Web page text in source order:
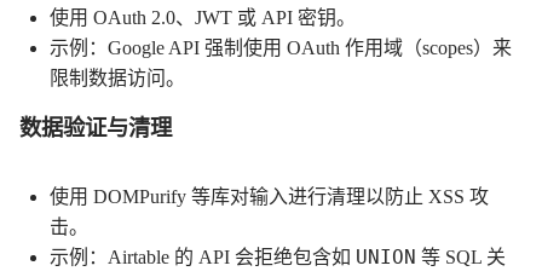
使用 OAuth 2.0、JWT 或 API 密钥。
示例：Google API 强制使用 OAuth 作用域（scopes）来
限制数据访问。
数据验证与清理
使用 DOMPurify 等库对输入进行清理以防止 XSS 攻
击。
示例：Airtable 的 API 会拒绝包含如 UNION 等 SQL 关